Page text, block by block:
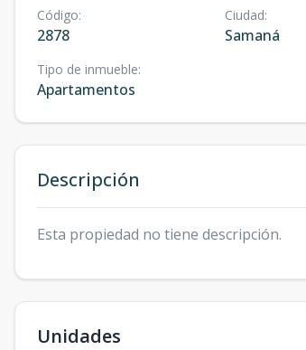
Código:
2878
Ciudad:
Samaná
Tipo de inmueble:
Apartamentos
Descripción
Esta propiedad no tiene descripción.
Unidades